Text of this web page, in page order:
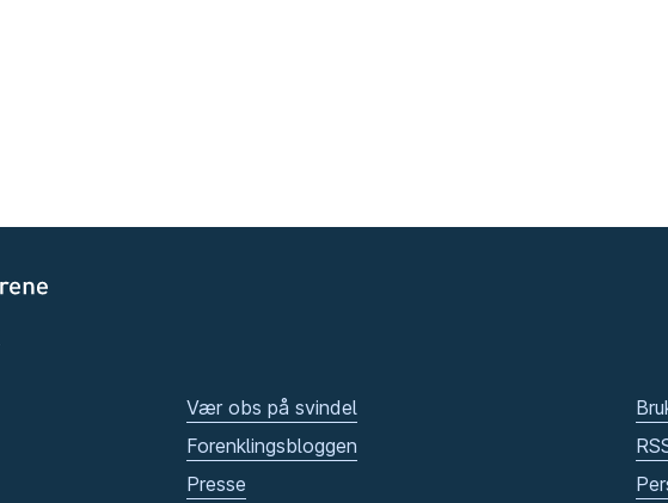
Vær obs på svindel
Forenklingsbloggen
Presse